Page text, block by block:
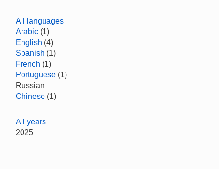
All languages
Arabic (1)
English (4)
Spanish (1)
French (1)
Portuguese (1)
Russian
Chinese (1)
All years
2025